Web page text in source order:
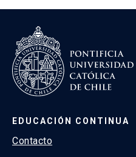
EDUCACIÓN CONTINUA
Contacto